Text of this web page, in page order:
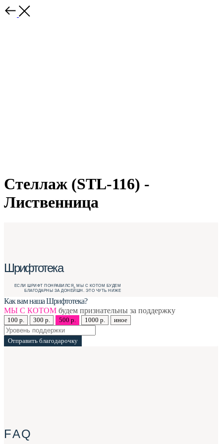
Стеллаж (STL-116) -
Лиственница
Шрифтотека
ЕСЛИ ШРИФТ ПОНРАВИЛСЯ, МЫ С КОТОМ БУДЕМ
БЛАГОДАРНЫ ЗА ДОНЕЙШН. ЭТО ЧУТЬ НИЖЕ
Как вам наша Шрифтотека?
МЫ С КОТОМ будем признательны за поддержку
100 р. 300 р. 500 р. 1000 р. иное
Отправить благодарочку
F A Q